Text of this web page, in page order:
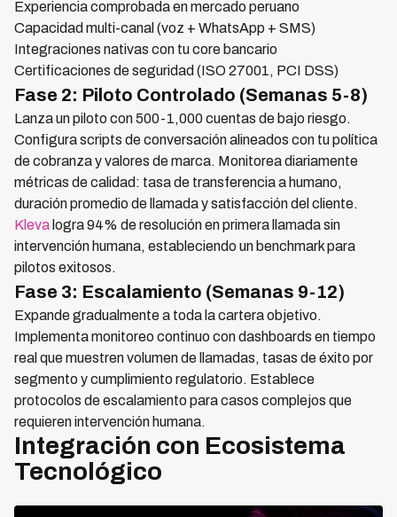
Experiencia comprobada en mercado peruano
Capacidad multi-canal (voz + WhatsApp + SMS)
Integraciones nativas con tu core bancario
Certificaciones de seguridad (ISO 27001, PCI DSS)
Fase 2: Piloto Controlado (Semanas 5-8)
Lanza un piloto con 500-1,000 cuentas de bajo riesgo.
Configura scripts de conversación alineados con tu política
de cobranza y valores de marca. Monitorea diariamente
métricas de calidad: tasa de transferencia a humano,
duración promedio de llamada y satisfacción del cliente.
Kleva logra 94% de resolución en primera llamada sin
intervención humana, estableciendo un benchmark para
pilotos exitosos.
Fase 3: Escalamiento (Semanas 9-12)
Expande gradualmente a toda la cartera objetivo.
Implementa monitoreo continuo con dashboards en tiempo
real que muestren volumen de llamadas, tasas de éxito por
segmento y cumplimiento regulatorio. Establece
protocolos de escalamiento para casos complejos que
requieren intervención humana.
Integración con Ecosistema
Tecnológico